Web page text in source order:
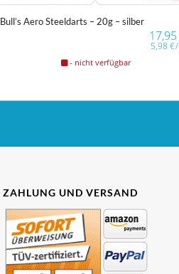
Bull’s Aero Steeldarts – 20g – silber
17,95
5,98 €/
- nicht verfügbar
ZAHLUNG UND VERSAND